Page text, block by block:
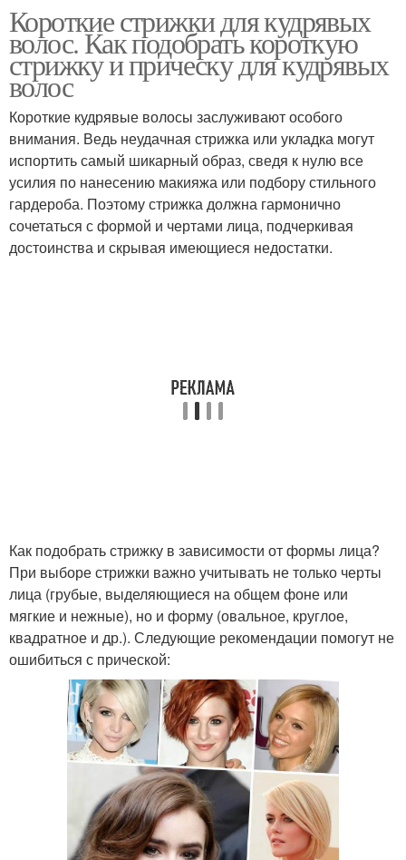
волосы
Вьющиеся волосы
Уход за кудрявыми
волосами
Стрижки для вьющихся
волос
Волос без укладки
Стрижки на вьющиеся
волосы
Короткие стрижки для кудрявых
волос. Как подобрать короткую
стрижку и прическу для кудрявых
волос
Короткие кудрявые волосы заслуживают особого
внимания. Ведь неудачная стрижка или укладка могут
испортить самый шикарный образ, сведя к нулю все
усилия по нанесению макияжа или подбору стильного
гардероба. Поэтому стрижка должна гармонично
сочетаться с формой и чертами лица, подчеркивая
достоинства и скрывая имеющиеся недостатки.
Как подобрать стрижку в зависимости от формы лица?
При выборе стрижки важно учитывать не только черты
лица (грубые, выделяющиеся на общем фоне или
мягкие и нежные), но и форму (овальное, круглое,
квадратное и др.). Следующие рекомендации помогут не
ошибиться с прической: